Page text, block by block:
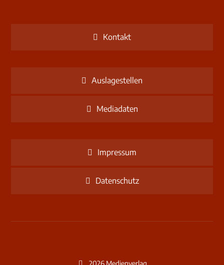
Kontakt
Auslagestellen
Mediadaten
Impressum
Datenschutz